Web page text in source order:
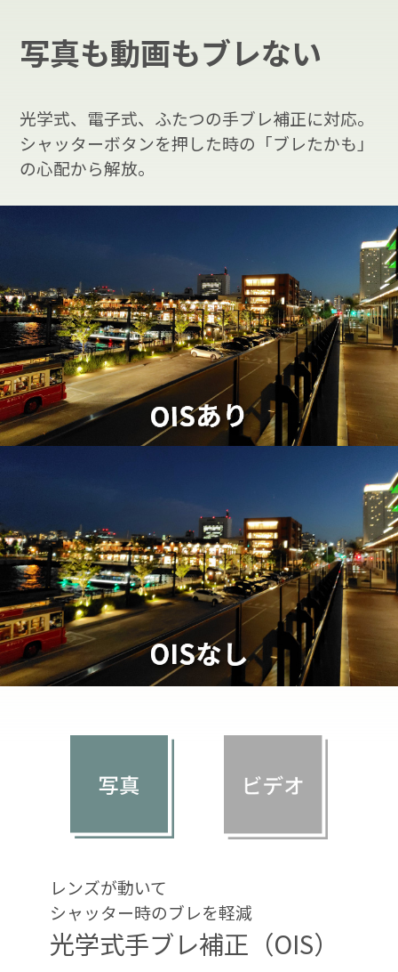
写真も動画もブレない
光学式、電子式、ふたつの手ブレ補正に対応。
シャッターボタンを押した時の「ブレたかも」
の心配から解放。
レンズが動いて
シャッター時のブレを軽減
光学式手ブレ補正（OIS）